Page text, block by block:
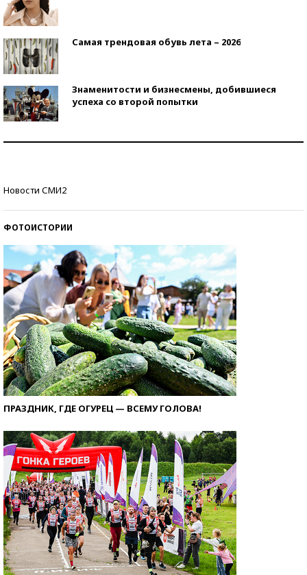
Самая трендовая обувь лета – 2026
Знаменитости и бизнесмены, добившиеся
успеха со второй попытки
Новости СМИ2
ФОТОИСТОРИИ
ПРАЗДНИК, ГДЕ ОГУРЕЦ — ВСЕМУ ГОЛОВА!